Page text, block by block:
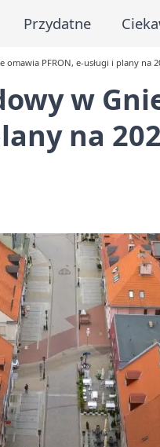
Przydatne
PFRON, e-usługi i plany na
w
na